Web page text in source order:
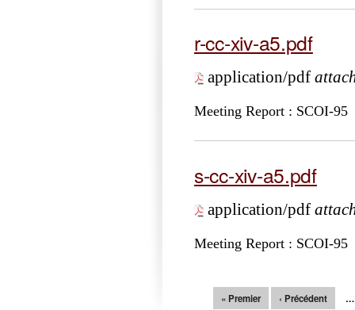
r-cc-xiv-a5.pdf
application/pdf
Meeting Report : SCOI-95
s-cc-xiv-a5.pdf
application/pdf
Meeting Report : SCOI-95
Pages« Premier ‹ Précédent …